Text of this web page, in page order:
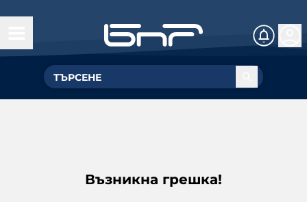
Възникна грешка!